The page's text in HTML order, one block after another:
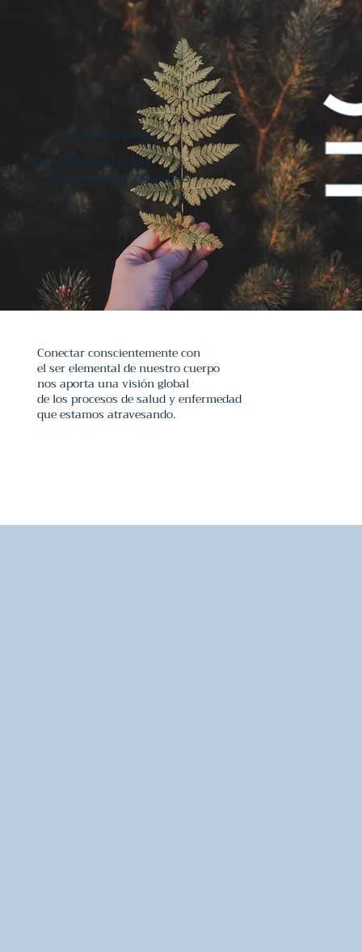
SESIÓN INDIVIDUAL
SALUD ELEMENTAL
CHAMANA LUZ ARMILLAS
Conectar conscientemente con
el ser elemental de nuestro cuerpo
nos aporta una visión global
de los procesos de salud y enfermedad
que estamos atravesando.